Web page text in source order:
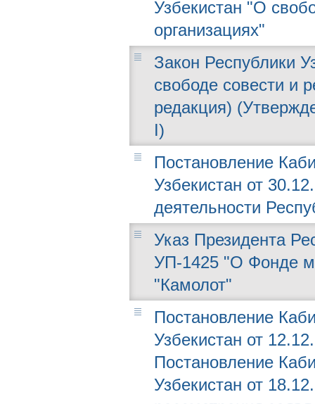
Узбекистан "О
организациях"
Закон Республики
свободе совести и
редакция)
I)
Постановление
Узбекистан от
деятельности
Указ Президента
УП-1425 "О Фонде
"Камолот"
Постановление
Узбекистан от
Постановление
Узбекистан от